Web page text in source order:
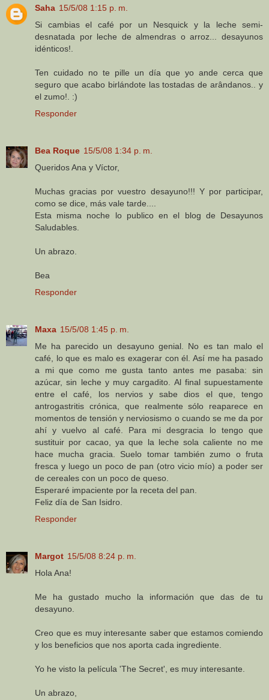
Saha 15/5/08 1:15 p. m.
Si cambias el café por un Nesquick y la leche semi-
desnatada por leche de almendras o arroz... desayunos
idénticos!.
Ten cuidado no te pille un día que yo ande cerca que
seguro que acabo birlándote las tostadas de arândanos.. y
el zumo!. :)
Responder
Bea Roque 15/5/08 1:34 p. m.
Queridos Ana y Víctor,
Muchas gracias por vuestro desayuno!!! Y por participar,
como se dice, más vale tarde....
Esta misma noche lo publico en el blog de Desayunos
Saludables.
Un abrazo.
Bea
Responder
Maxa 15/5/08 1:45 p. m.
Me ha parecido un desayuno genial. No es tan malo el
café, lo que es malo es exagerar con él. Así me ha pasado
a mi que como me gusta tanto antes me pasaba: sin
azúcar, sin leche y muy cargadito. Al final supuestamente
entre el café, los nervios y sabe dios el que, tengo
antrogastritis crónica, que realmente sólo reaparece en
momentos de tensión y nerviosismo o cuando se me da por
ahí y vuelvo al café. Para mi desgracia lo tengo que
sustituir por cacao, ya que la leche sola caliente no me
hace mucha gracia. Suelo tomar también zumo o fruta
fresca y luego un poco de pan (otro vicio mío) a poder ser
de cereales con un poco de queso.
Esperaré impaciente por la receta del pan.
Feliz día de San Isidro.
Responder
Margot 15/5/08 8:24 p. m.
Hola Ana!
Me ha gustado mucho la información que das de tu
desayuno.
Creo que es muy interesante saber que estamos comiendo
y los beneficios que nos aporta cada ingrediente.
Yo he visto la película 'The Secret', es muy interesante.
Un abrazo,